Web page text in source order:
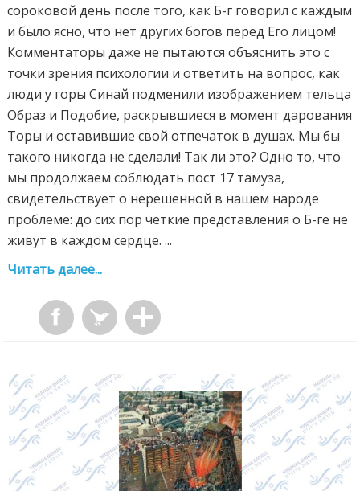
сороковой день после того, как Б-г говорил с каждым
и было ясно, что нет других богов перед Его лицом!
Комментаторы даже не пытаются объяснить это с
точки зрения психологии и ответить на вопрос, как
люди у горы Синай подменили изображением тельца
Образ и Подобие, раскрывшиеся в момент дарования
Торы и оставившие свой отпечаток в душах. Мы бы
такого никогда не сделали! Так ли это? Одно то, что
мы продолжаем соблюдать пост 17 тамуза,
свидетельствует о нерешенной в нашем народе
проблеме: до сих пор четкие представления о Б-ге не
живут в каждом сердце. ...
Читать далее...